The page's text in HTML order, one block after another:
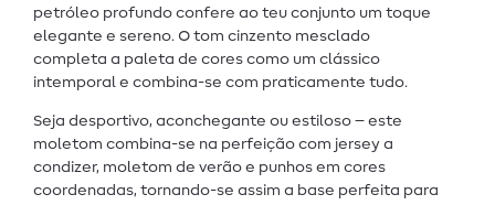
petróleo profundo confere ao teu conjunto um toque
elegante e sereno. O tom cinzento mesclado
completa a paleta de cores como um clássico
intemporal e combina-se com praticamente tudo.
Seja desportivo, aconchegante ou estiloso – este
moletom combina-se na perfeição com jersey a
condizer, moletom de verão e punhos em cores
coordenadas, tornando-se assim a base perfeita para